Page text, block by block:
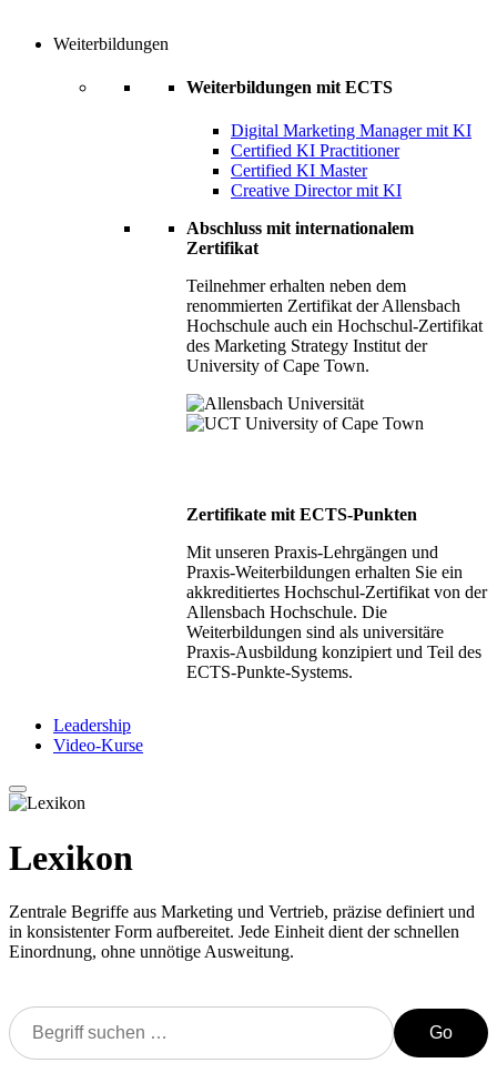
Weiterbildungen
Weiterbildungen mit ECTS
Digital Marketing Manager mit KI
Certified KI Practitioner
Certified KI Master
Creative Director mit KI
Abschluss mit internationalem
Zertifikat
Teilnehmer erhalten neben dem
renommierten Zertifikat der Allensbach
Hochschule auch ein Hochschul-Zertifikat
des Marketing Strategy Institut der
University of Cape Town.
Zertifikate mit ECTS-Punkten
Mit unseren Praxis-Lehrgängen und
Praxis-Weiterbildungen erhalten Sie ein
akkreditiertes Hochschul-Zertifikat von der
Allensbach Hochschule. Die
Weiterbildungen sind als universitäre
Praxis-Ausbildung konzipiert und Teil des
ECTS-Punkte-Systems.
Leadership
Video-Kurse
Lexikon
Zentrale Begriffe aus Marketing und Vertrieb, präzise definiert und
in konsistenter Form aufbereitet. Jede Einheit dient der schnellen
Einordnung, ohne unnötige Ausweitung.
Go